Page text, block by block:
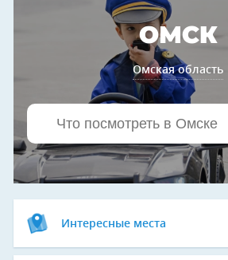
ОМСК
Омская область
Интересные места